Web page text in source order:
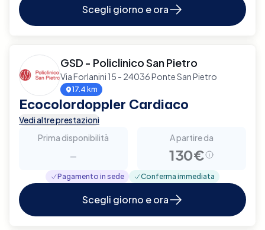
Scegli giorno e ora
GSD - Policlinico San Pietro
Via Forlanini 15 - 24036 Ponte San Pietro
17.4 km
Ecocolordoppler Cardiaco
Vedi altre prestazioni
Prima disponibilità
-
A partire da
130€
Pagamento in sede Conferma immediata
Scegli giorno e ora